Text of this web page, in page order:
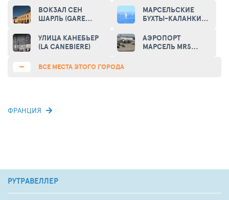
LA GARDE)
(CATHEDRALE
SAINTE-MARIE-
ВОКЗАЛ СЕН
ШАРЛЬ (GARE
МАРСЕЛЬСКИЕ
БУХТЫ-КАЛАНКИ
MARSEILLE)
УЛИЦА КАНЕБЬЕР
(LA CANEBIERE)
АЭРОПОРТ
МАРСЕЛЬ MRS
ВСЕ МЕСТА ЭТОГО ГОРОДА
ФРАНЦИЯ
РУТРАВЕЛЛЕР